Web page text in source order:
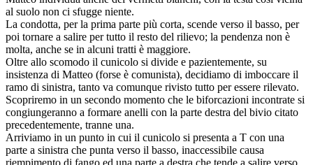
al suolo non ci sfugge niente.
La condotta, per la prima parte più corta, scende verso il basso, per
poi tornare a salire per tutto il resto del rilievo; la pendenza non è
molta, anche se in alcuni tratti è maggiore.
Oltre allo scomodo il cunicolo si divide e pazientemente, su
insistenza di Matteo (forse è comunista), decidiamo di imboccare il
ramo di sinistra, tanto va comunque rivisto tutto per essere rilevato.
Scopriremo in un secondo momento che le biforcazioni incontrate si
congiungeranno a formare anelli con la parte destra del bivio citato
precedentemente, tranne una.
Arriviamo in un punto in cui il cunicolo si presenta a T con una
parte a sinistra che punta verso il basso, inaccessibile causa
riempimento di fango ed una parte a destra che tende a salire verso